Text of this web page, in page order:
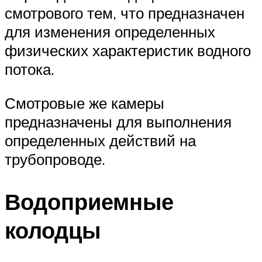
смотрового тем, что предназначен
для изменения определенных
физических характеристик водного
потока.
Смотровые же камеры
предназначены для выполнения
определенных действий на
трубопроводе.
Водоприемные
колодцы